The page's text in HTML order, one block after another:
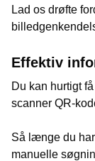
Lad os drøfte
Effektiv
Du kan hurtigt
scanner QR-
Så længe du
manuelle